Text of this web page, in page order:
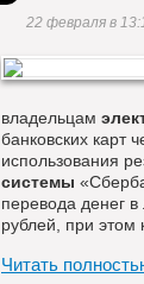
22 февраля в
владельцам
банковских карт
использования
системы
перевода денег
рублей, при этом
Читать